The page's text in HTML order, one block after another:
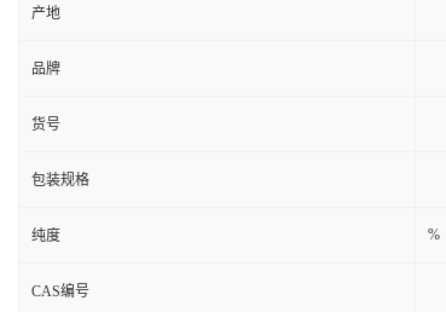
产地
品牌
货号
包装规格
纯度 %
CAS编号